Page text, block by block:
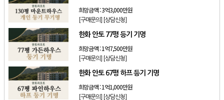
희망금액 :3억3,000만원
[구매문의] [상담신청]
한화 안토 77평 등기 기명
희망금액 :1억7,500만원
[구매문의] [상담신청]
한화 안토 67평 하프 등기 기명
희망금액 :1억1,000만원
[구매문의] [상담신청]